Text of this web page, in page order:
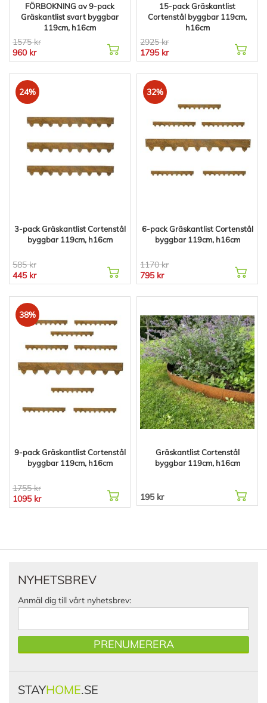
FÖRBOKNING av 9-pack
Gräskantlist svart byggbar
119cm, h16cm
1575 kr
960 kr
15-pack Gräskantlist
Cortenstål byggbar 119cm,
h16cm
2925 kr
1795 kr
24%
3-pack Gräskantlist Cortenstål
byggbar 119cm, h16cm
585 kr
445 kr
32%
6-pack Gräskantlist Cortenstål
byggbar 119cm, h16cm
1170 kr
795 kr
38%
9-pack Gräskantlist Cortenstål
byggbar 119cm, h16cm
1755 kr
1095 kr
Gräskantlist Cortenstål
byggbar 119cm, h16cm
195 kr
NYHETSBREV
Anmäl dig till vårt nyhetsbrev:
PRENUMERERA
STAYHOME.SE